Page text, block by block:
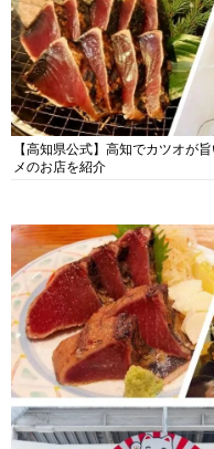
【高知県公式】高知でカツオが
メのお店を紹介